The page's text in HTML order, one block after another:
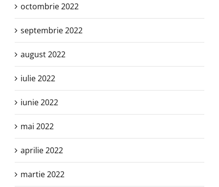
octombrie 2022
septembrie 2022
august 2022
iulie 2022
iunie 2022
mai 2022
aprilie 2022
martie 2022